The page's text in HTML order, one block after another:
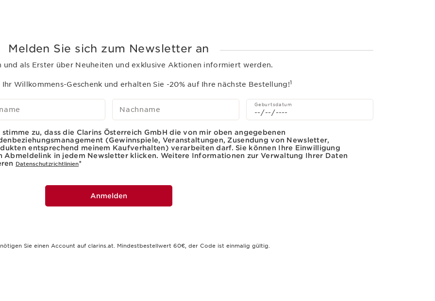
Melden Sie sich zum Newsletter an
und als Erster über Neuheiten und exklusive Aktionen informiert werden.
Ihr Willkommens-Geschenk und erhalten Sie -20% auf Ihre nächste Bestellung!1
* Nachname
Geburtsdatum
zu, dass die Clarins Österreich GmbH die von mir oben angegebenen
(Gewinnspiele, Veranstaltungen, Zusendung von Newsletter,
entsprechend meinem Kaufverhalten) verarbeiten darf. Sie können Ihre Einwilligung
Abmeldelink in jedem Newsletter klicken. Weitere Informationen zur Verwaltung Ihrer Daten
Datenschutzrichtlinien*
Anmelden
Sie einen Account auf clarins.at. Mindestbestellwert 60€, der Code ist einmalig gültig.